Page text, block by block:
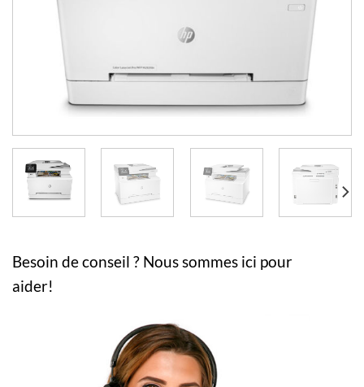
Besoin de conseil ? Nous sommes ici pour
aider!